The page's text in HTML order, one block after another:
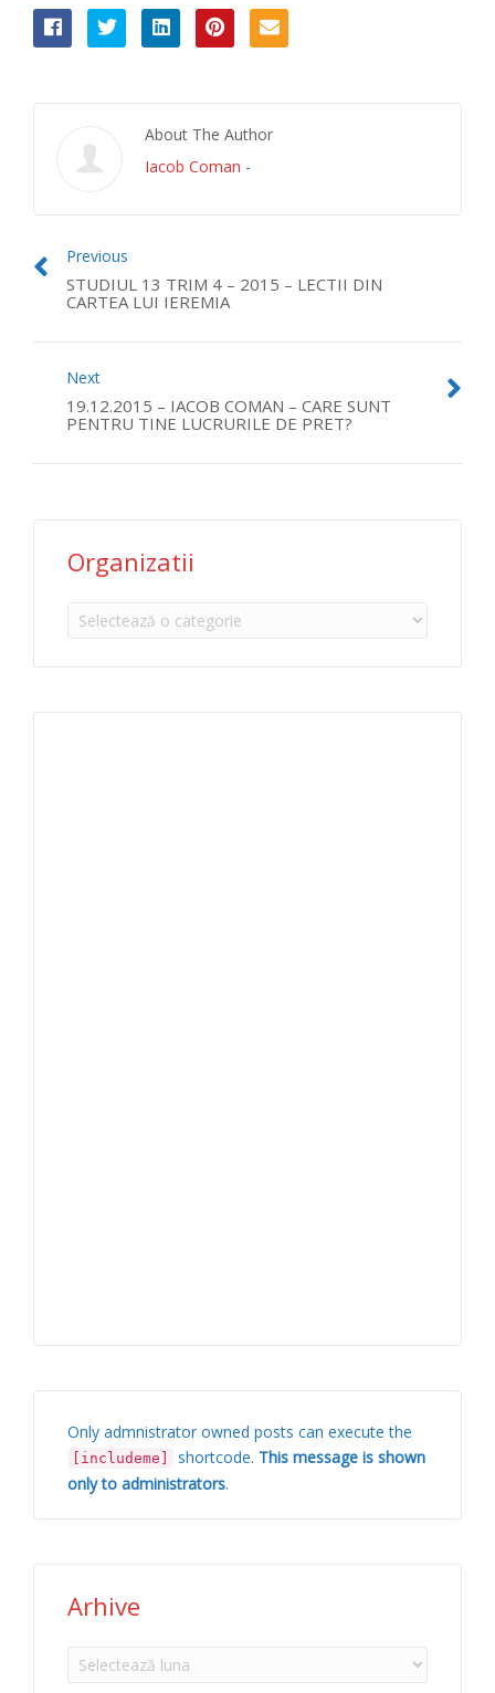
About The Author
Iacob Coman -
Previous
STUDIUL 13 TRIM 4 – 2015 – LECTII DIN
CARTEA LUI IEREMIA
Next
19.12.2015 – IACOB COMAN – CARE SUNT
PENTRU TINE LUCRURILE DE PRET?
Organizatii
Organizatii
Only admnistrator owned posts can execute the
[includeme] shortcode. This message is shown
only to administrators.
Arhive
Arhive